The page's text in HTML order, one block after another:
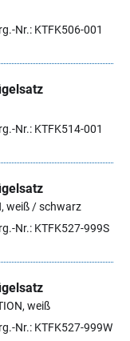
Nr.: KTFK506-001
Nr.: KTFK514-001
weiß / schwarz
Nr.: KTFK527-999S
weiß
Nr.: KTFK527-999W